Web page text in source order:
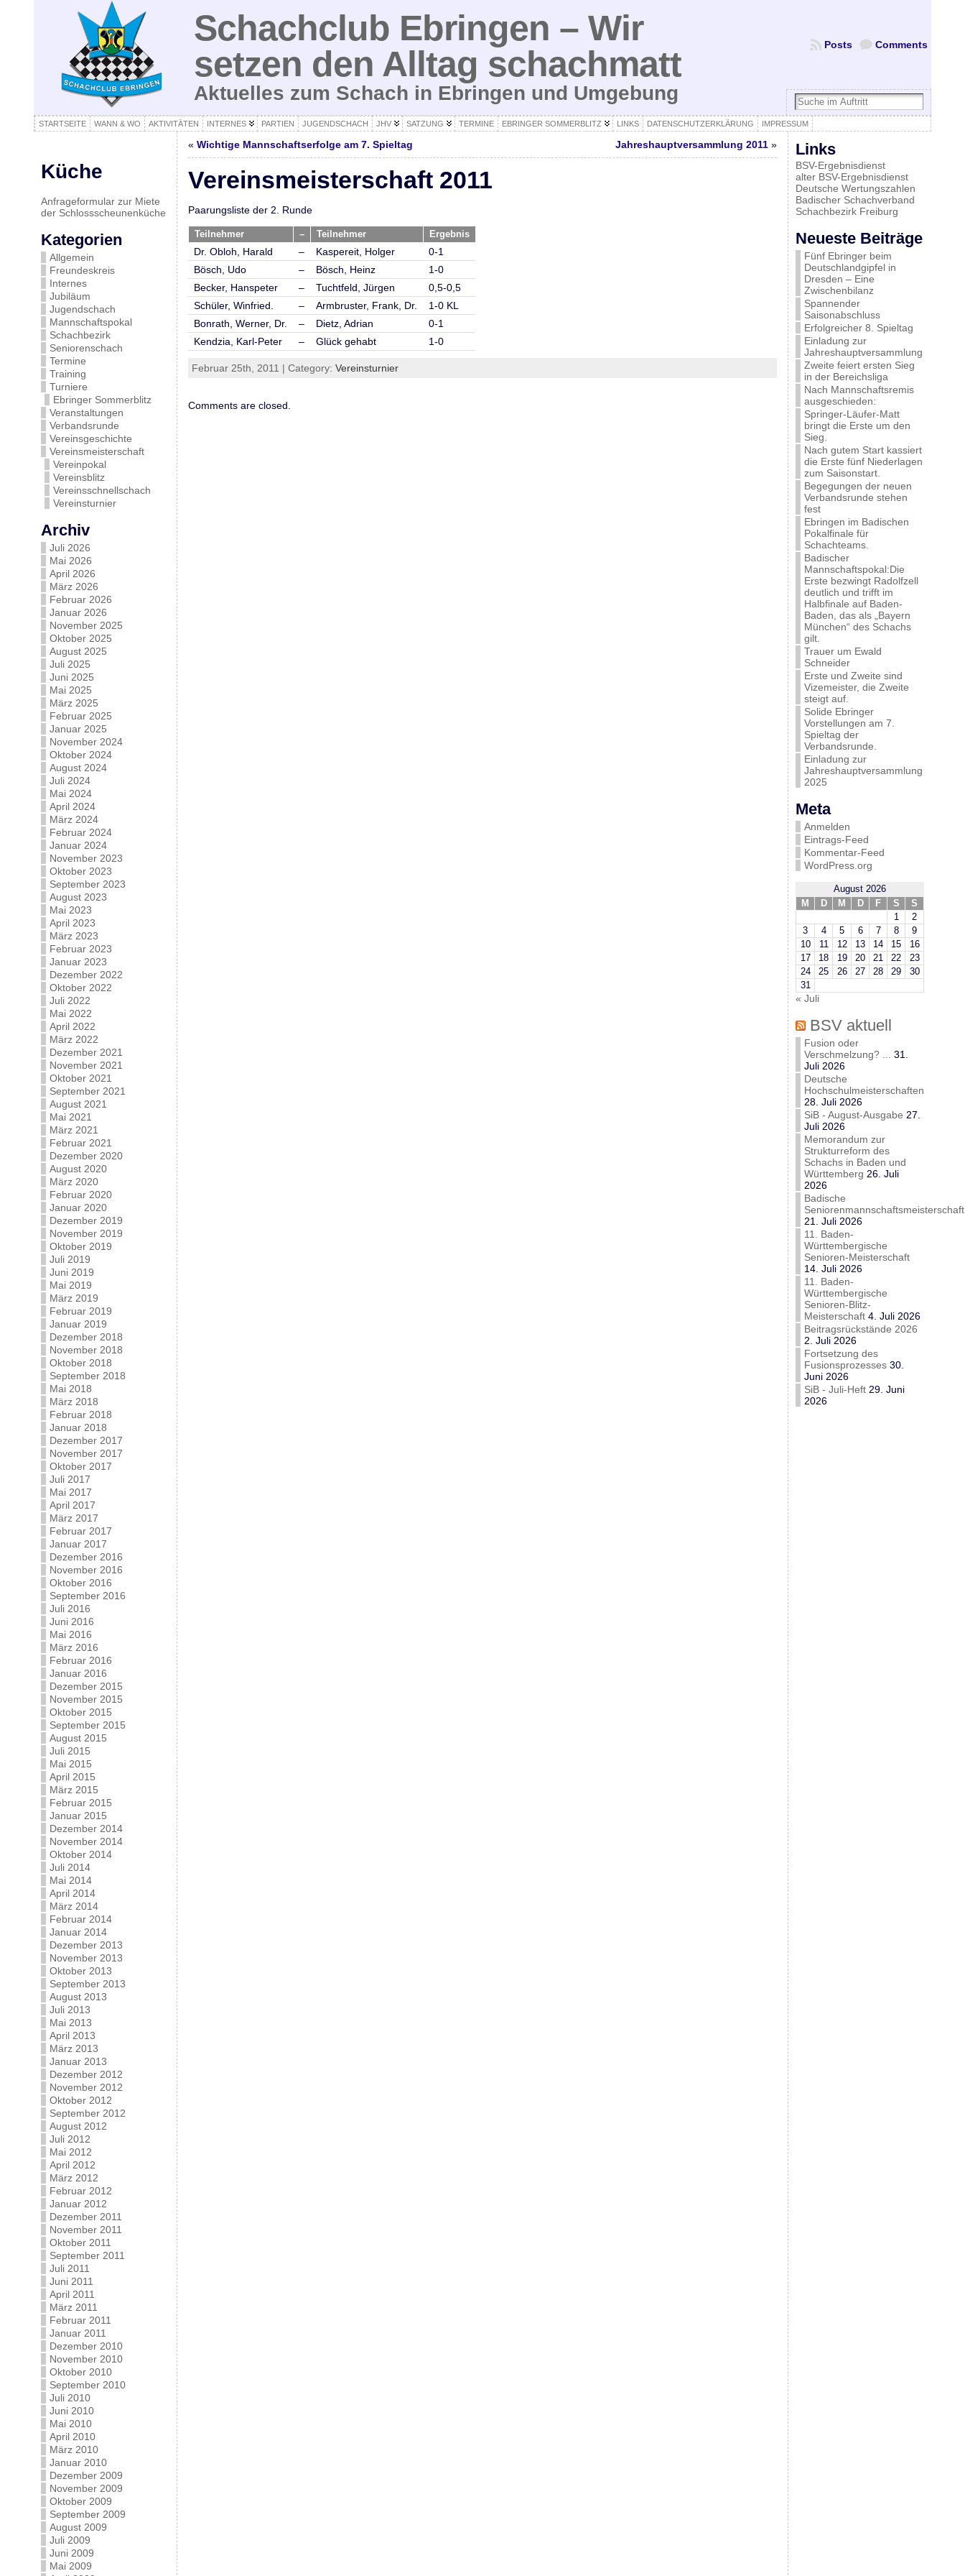
Schachclub Ebringen – Wir
setzen den Alltag schachmatt
Aktuelles zum Schach in Ebringen und Umgebung
Comments
Posts
STARTSEITE WANN & WO AKTIVITÄTEN INTERNES PARTIEN JUGENDSCHACH JHV SATZUNG TERMINE EBRINGER SOMMERBLITZ LINKS DATENSCHUTZERKLÄRUNG IMPRESSUM
Küche
Anfrageformular zur Miete
der Schlossscheunenküche
Kategorien
Allgemein
Freundeskreis
Internes
Jubiläum
Jugendschach
Mannschaftspokal
Schachbezirk
Seniorenschach
Termine
Training
Turniere
Ebringer Sommerblitz
Veranstaltungen
Verbandsrunde
Vereinsgeschichte
Vereinsmeisterschaft
Vereinpokal
Vereinsblitz
Vereinsschnellschach
Vereinsturnier
Archiv
Juli 2026
Mai 2026
April 2026
März 2026
Februar 2026
Januar 2026
November 2025
Oktober 2025
August 2025
Juli 2025
Juni 2025
Mai 2025
März 2025
Februar 2025
Januar 2025
November 2024
Oktober 2024
August 2024
Juli 2024
Mai 2024
April 2024
März 2024
Februar 2024
Januar 2024
November 2023
Oktober 2023
September 2023
August 2023
Mai 2023
April 2023
März 2023
Februar 2023
Januar 2023
Dezember 2022
Oktober 2022
Juli 2022
Mai 2022
April 2022
März 2022
Dezember 2021
November 2021
Oktober 2021
September 2021
August 2021
Mai 2021
März 2021
Februar 2021
Dezember 2020
August 2020
März 2020
Februar 2020
Januar 2020
Dezember 2019
November 2019
Oktober 2019
Juli 2019
Juni 2019
Mai 2019
März 2019
Februar 2019
Januar 2019
Dezember 2018
November 2018
Oktober 2018
September 2018
Mai 2018
März 2018
Februar 2018
Januar 2018
Dezember 2017
November 2017
Oktober 2017
Juli 2017
Mai 2017
April 2017
März 2017
Februar 2017
Januar 2017
Dezember 2016
November 2016
Oktober 2016
September 2016
Juli 2016
Juni 2016
Mai 2016
März 2016
Februar 2016
Januar 2016
Dezember 2015
November 2015
Oktober 2015
September 2015
August 2015
Juli 2015
Mai 2015
April 2015
März 2015
Februar 2015
Januar 2015
Dezember 2014
November 2014
Oktober 2014
Juli 2014
Mai 2014
April 2014
März 2014
Februar 2014
Januar 2014
Dezember 2013
November 2013
Oktober 2013
September 2013
August 2013
Juli 2013
Mai 2013
April 2013
März 2013
Januar 2013
Dezember 2012
November 2012
Oktober 2012
September 2012
August 2012
Juli 2012
Mai 2012
April 2012
März 2012
Februar 2012
Januar 2012
Dezember 2011
November 2011
Oktober 2011
September 2011
Juli 2011
Juni 2011
April 2011
März 2011
Februar 2011
Januar 2011
Dezember 2010
November 2010
Oktober 2010
September 2010
Juli 2010
Juni 2010
Mai 2010
April 2010
März 2010
Januar 2010
Dezember 2009
November 2009
Oktober 2009
September 2009
August 2009
Juli 2009
Juni 2009
Mai 2009
« Wichtige Mannschaftserfolge am 7. Spieltag Jahreshauptversammlung 2011 »
Vereinsmeisterschaft 2011
Paarungsliste der 2. Runde
Teilnehmer – Teilnehmer Ergebnis
Dr. Obloh, Harald – Kaspereit, Holger
0-1
Bösch, Udo
– Bösch, Heinz
1-0
Becker, Hanspeter
– Tuchtfeld, Jürgen
0,5-0,5
Schüler, Winfried.
– Armbruster, Frank, Dr.
1-0 KL
Bonrath, Werner, Dr.
– Dietz, Adrian
0-1
Kendzia, Karl-Peter
– Glück gehabt 1-0
Februar 25th, 2011 | Category: Vereinsturnier
Comments are closed.
Links
BSV-Ergebnisdienst
alter BSV-Ergebnisdienst
Deutsche Wertungszahlen
Badischer Schachverband
Schachbezirk Freiburg
Neueste Beiträge
Fünf Ebringer beim
Deutschlandgipfel in
Dresden – Eine
Zwischenbilanz
Spannender
Saisonabschluss
Erfolgreicher 8. Spieltag
Einladung zur
Jahreshauptversammlung
Zweite feiert ersten Sieg
in der Bereichsliga
Nach Mannschaftsremis
ausgeschieden:
Springer-Läufer-Matt
bringt die Erste um den
Sieg.
Nach gutem Start kassiert
die Erste fünf Niederlagen
zum Saisonstart.
Begegungen der neuen
Verbandsrunde stehen
fest
Ebringen im Badischen
Pokalfinale für
Schachteams.
Badischer
Mannschaftspokal:Die
Erste bezwingt Radolfzell
deutlich und trifft im
Halbfinale auf Baden-
Baden, das als „Bayern
München“ des Schachs
gilt.
Trauer um Ewald
Schneider
Erste und Zweite sind
Vizemeister, die Zweite
steigt auf.
Solide Ebringer
Vorstellungen am 7.
Spieltag der
Verbandsrunde.
Einladung zur
Jahreshauptversammlung
2025
Meta
Anmelden
Eintrags-Feed
Kommentar-Feed
WordPress.org
August 2026
M
D M D F S
S
1
2
3
4 5 6 7 8
9
10
11 12 13 14 15
16
17
18 19 20 21 22
23
24
25 26 27 28 29
30
31
« Juli
BSV aktuell
Fusion oder
Verschmelzung? ...
31.
Juli 2026
Deutsche
Hochschulmeisterschaften
28. Juli 2026
SiB - August-Ausgabe 27.
Juli 2026
Memorandum zur
Strukturreform des
Schachs in Baden und
Württemberg 26. Juli
2026
Badische
Seniorenmannschaftsmeisterschaft
21. Juli 2026
11. Baden-
Württembergische
Senioren-Meisterschaft
14. Juli 2026
11. Baden-
Württembergische
Senioren-Blitz-
Meisterschaft 4. Juli 2026
Beitragsrückstände 2026
2. Juli 2026
Fortsetzung des
Fusionsprozesses 30.
Juni 2026
SiB - Juli-Heft 29. Juni
2026